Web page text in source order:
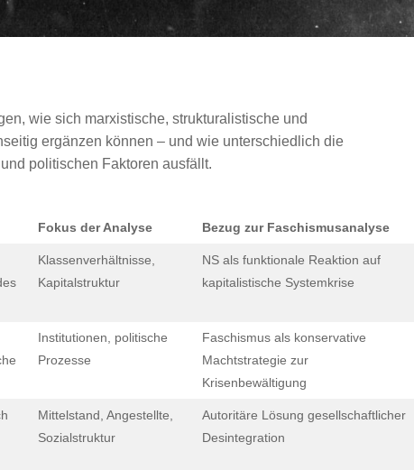
wie sich marxistische, strukturalistische und
ergänzen können – und wie unterschiedlich die
politischen Faktoren ausfällt.
Fokus der Analyse Bezug zur Faschismusanalyse
Klassenverhältnisse,
Kapitalstruktur
NS als funktionale Reaktion auf
kapitalistische Systemkrise
Institutionen, politische
Prozesse
Faschismus als konservative
Machtstrategie zur
Krisenbewältigung
Mittelstand, Angestellte,
Sozialstruktur
Autoritäre Lösung gesellschaftlicher
Desintegration